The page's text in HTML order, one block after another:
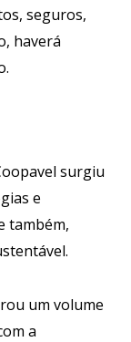
seguros,
haverá
surgiu
e
também,
um volume
a